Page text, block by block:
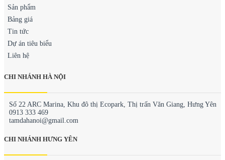
Sản phẩm
Bảng giá
Tin tức
Dự án tiêu biểu
Liên hệ
CHI NHÁNH HÀ NỘI
Số 22 ARC Marina, Khu đô thị Ecopark, Thị trấn Văn Giang, Hưng Yên
0913 333 469
tamdahanoi@gmail.com
CHI NHÁNH HƯNG YÊN